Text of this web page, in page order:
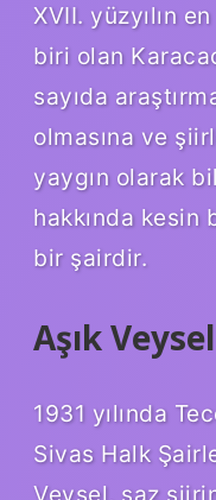
XVII. yüzyılın
biri olan
sayıda
olmasına ve
yaygın olarak
hakkında kesin
bir şairdir.
Aşık
1931 yılında
Sivas Halk
Veysel, saz